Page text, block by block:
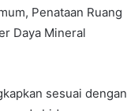
Penataan Ruang
Daya Mineral
sesuai dengan